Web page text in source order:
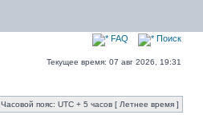
FAQ Поиск
Текущее время: 07 авг 2026, 19:31
Часовой пояс: UTC + 5 часов [ Летнее время ]